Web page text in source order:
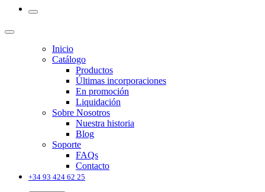
Inicio
Catálogo
Productos
Últimas incorporaciones
En promoción
Liquidación
Sobre Nosotros
Nuestra historia
Blog
Soporte
FAQs
Contacto
+34 93 424 62 25